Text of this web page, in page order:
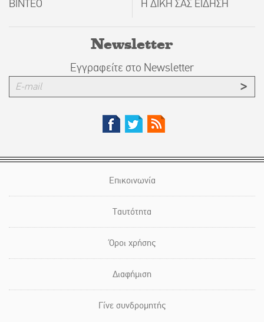
ΒΙΝΤΕΟ
Η ΔΙΚΗ ΣΑΣ ΕΙΔΗΣΗ
Newsletter
Εγγραφείτε στο Newsletter
Επικοινωνία
Ταυτότητα
Όροι χρήσης
Διαφήμιση
Γίνε συνδρομητής